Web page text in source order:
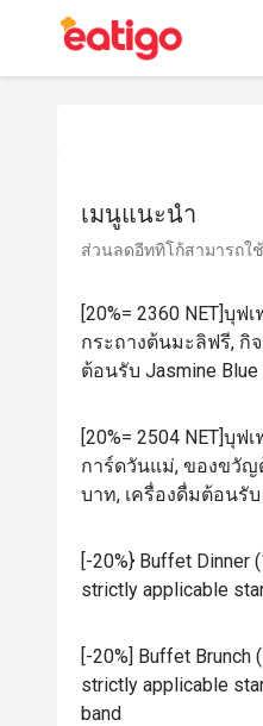
เมนูแนะนำ
ส่วนลดอีททิโก้สามารถใ
[20%= 2360 NET]บุ
กระถางต้นมะลิฟรี, กิ
ต้อนรับ Jasmine
[20%= 2504 NET]บุ
การ์ดวันแม่, ของขวัญ
บาท, เครื่องดื่มต้อนรั
[-20%} Buffet Dinner
strictly applicable
[-20%] Buffet Brunch
strictly applicable
band